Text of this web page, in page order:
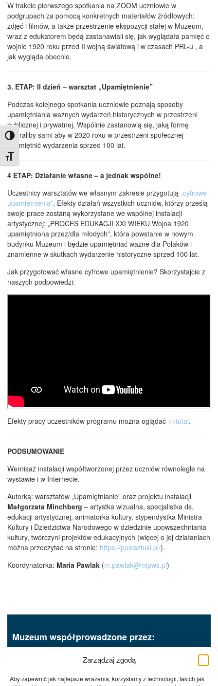
Zarządzaj zgodą
Aby zapewnić jak najlepsze wrażenia, korzystamy z technologii, takich jak
Toggle High Contrast
Toggle Font size
W trakcie pierwszego spotkania na ZOOM uczniowie w
podgrupach za pomocą konkretnych materiałów źródłowych:
zdjęć i filmów, a także przestrzenie ekspozycji stałej w Muzeum,
wraz z edukatorem będą zastanawiali się, jak wyglądała pamięć o
wojnie 1920 roku przed II wojną światową i w czasach PRL-u , a
jak wygląda obecnie.
3. ETAP: II dzień – warsztat „Upamiętnienie”
Podczas kolejnego spotkania uczniowie poznają sposoby
upamiętniania ważnych wydarzeń historycznych w przestrzeni
publicznej i prywatnej. Wspólnie zastanowią się, jaką formę
wybraliby sami aby w 2020 roku w przestrzeni społecznej
upamiętnić wydarzenia sprzed 100 lat.
4 ETAP: Działanie własne – a jednak wspólne!
Uczestnicy warsztatów we własnym zakresie przygotują „cyfrowe
upamiętnienia”. Efekty działań wszystkich uczniów, którzy prześlą
swoje prace zostaną wykorzystane we wspólnej instalacji
artystycznej: „PROCES EDUKACJI XXI WIEKU Wojna 1920
upamiętniona przez/dla młodych”, która powstanie w nowym
budynku Muzeum i będzie upamiętniać ważne dla Polaków i
znamienne w skutkach wydarzenie historyczne sprzed 100 lat.
Jak przygotować własne cyfrowe upamiętnienie? Skorzystajcie z
naszych podpowiedzi:
Efekty pracy uczestników programu można oglądać >>tutaj.
PODSUMOWANIE
Wernisaż instalacji współtworzonej przez uczniów równolegle na
wystawie i w Internecie.
Autorką: warsztatów „Upamiętnianie” oraz projektu instalacji
Małgorzata Minchberg – artystka wizualna, specjalistka ds.
edukacji artystycznej, animatorka kultury, stypendystka Ministra
Kultury i Dziedzictwa Narodowego w dziedzinie upowszechniania
kultury, twórczyni projektów edukacyjnych (więcej o jej działaniach
można przeczytać na stronie: https://polesztuki.pl/).
Koordynatorka: Maria Pawlak (m.pawlak@mjpws.pl)
Muzeum współprowadzone przez: